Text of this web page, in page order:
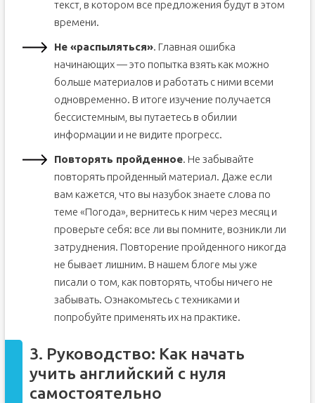
текст, в котором все предложения будут в этом
времени.
Не «распыляться». Главная ошибка
начинающих — это попытка взять как можно
больше материалов и работать с ними всеми
одновременно. В итоге изучение получается
бессистемным, вы путаетесь в обилии
информации и не видите прогресс.
Повторять пройденное. Не забывайте
повторять пройденный материал. Даже если
вам кажется, что вы назубок знаете слова по
теме «Погода», вернитесь к ним через месяц и
проверьте себя: все ли вы помните, возникли ли
затруднения. Повторение пройденного никогда
не бывает лишним. В нашем блоге мы уже
писали о том, как повторять, чтобы ничего не
забывать. Ознакомьтесь с техниками и
попробуйте применять их на практике.
3. Руководство: Как начать
учить английский с нуля
самостоятельно